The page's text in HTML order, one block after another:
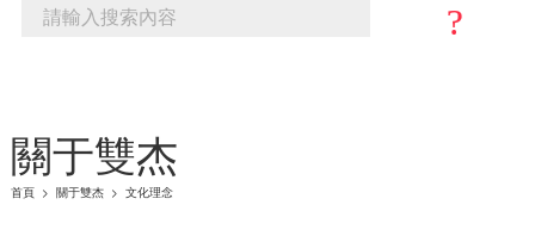
首頁 關于雙杰
人才招聘
?
關于雙杰
首頁 > 關于雙杰 > 文化理念